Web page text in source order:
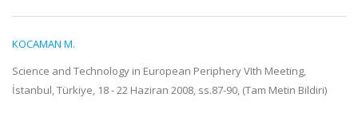
KOCAMAN M.
Science and Technology in European Periphery VIth Meeting,
İstanbul, Türkiye, 18 - 22 Haziran 2008, ss.87-90, (Tam Metin Bildiri)